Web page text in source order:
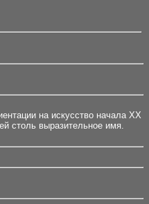
на искусство начала ХХ
столь выразительное имя.